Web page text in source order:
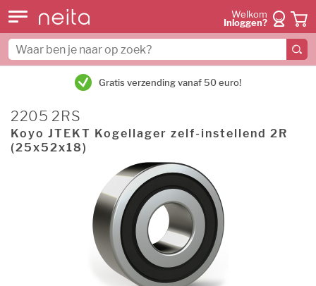
Welkom
Inloggen?
Gratis verzending vanaf 50 euro!
2205 2RS
Koyo JTEKT Kogellager zelf-instellend 2R
(25x52x18)